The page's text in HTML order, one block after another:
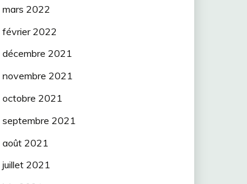
mars 2022
février 2022
décembre 2021
novembre 2021
octobre 2021
septembre 2021
août 2021
juillet 2021